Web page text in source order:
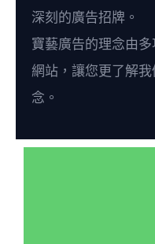
深刻的廣告招牌。
寶藝廣告的理念由
網站，讓您更了解
念。